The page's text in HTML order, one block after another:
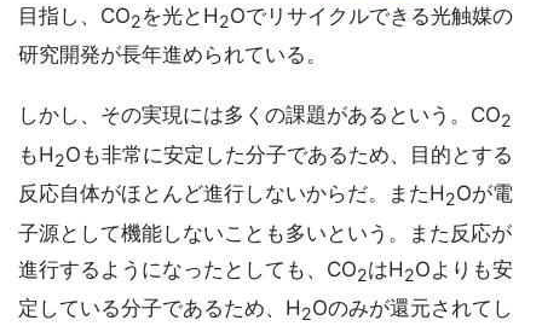
目指し、CO2を光とH2Oでリサイクルできる光触媒の
研究開発が長年進められている。
しかし、その実現には多くの課題があるという。CO2
もH2Oも非常に安定した分子であるため、目的とする
反応自体がほとんど進行しないからだ。またH2Oが電
子源として機能しないことも多いという。また反応が
進行するようになったとしても、CO2はH2Oよりも安
定している分子であるため、H2Oのみが還元されてし